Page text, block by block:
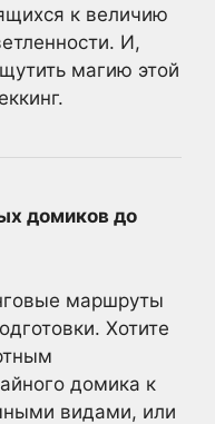
к величию
И,
магию этой
домиков до
маршруты
Хотите
домика к
видами, или